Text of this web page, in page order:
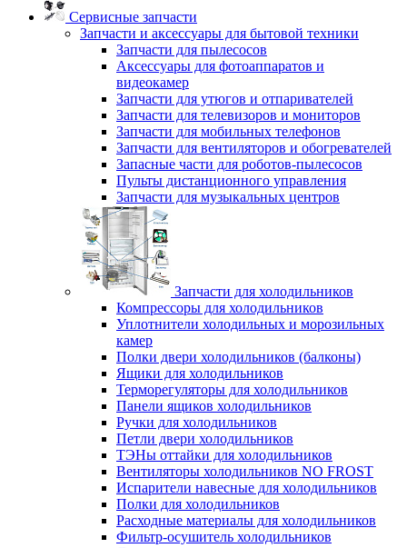
Сервисные запчасти
Запчасти и аксессуары для бытовой техники
Запчасти для пылесосов
Аксессуары для фотоаппаратов и
видеокамер
Запчасти для утюгов и отпаривателей
Запчасти для телевизоров и мониторов
Запчасти для мобильных телефонов
Запчасти для вентиляторов и обогревателей
Запасные части для роботов-пылесосов
Пульты дистанционного управления
Запчасти для музыкальных центров
Запчасти для холодильников
Компрессоры для холодильников
Уплотнители холодильных и морозильных
камер
Полки двери холодильников (балконы)
Ящики для холодильников
Терморегуляторы для холодильников
Панели ящиков холодильников
Ручки для холодильников
Петли двери холодильников
ТЭНы оттайки для холодильников
Вентиляторы холодильников NO FROST
Испарители навесные для холодильников
Полки для холодильников
Расходные материалы для холодильников
Фильтр-осушитель холодильников